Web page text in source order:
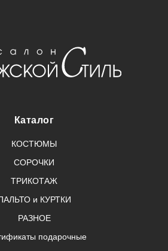
Каталог
КОСТЮМЫ
СОРОЧКИ
ТРИКОТАЖ
и КУРТКИ
РАЗНОЕ
подарочные